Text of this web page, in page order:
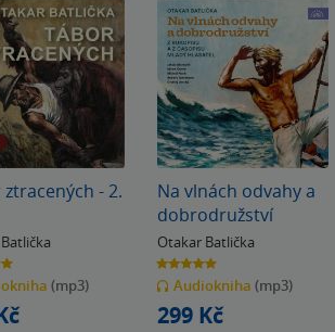
ztracených - 2.
(mp3)
Na vlnách odvahy a
dobrodružství
Otakar Batlička
5.0
z
5
hvězdiček
Audiokniha(mp3)
299 Kč